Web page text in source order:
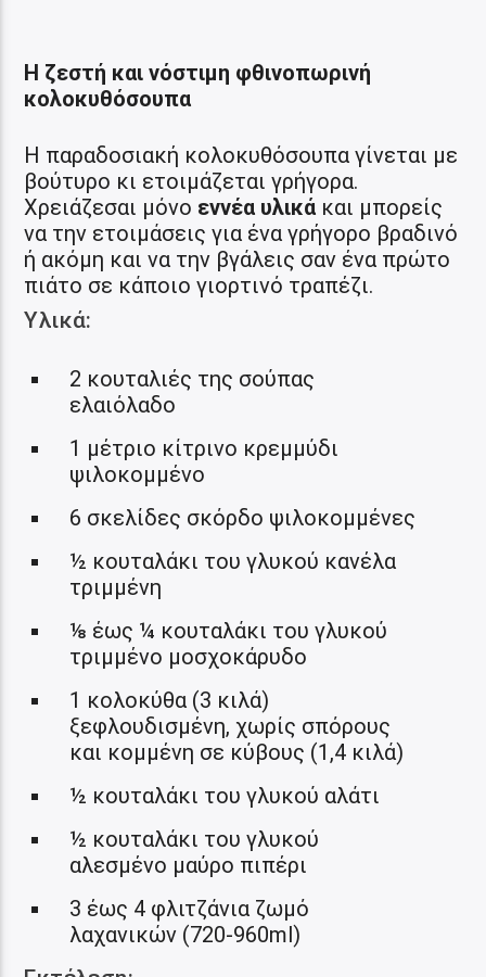
Η ζεστή και νόστιμη φθινοπωρινή
κολοκυθόσουπα
Η παραδοσιακή κολοκυθόσουπα γίνεται με
βούτυρο κι ετοιμάζεται γρήγορα.
Χρειάζεσαι μόνο εννέα υλικά και μπορείς
να την ετοιμάσεις για ένα γρήγορο βραδινό
ή ακόμη και να την βγάλεις σαν ένα πρώτο
πιάτο σε κάποιο γιορτινό τραπέζι.
Υλικά:
2 κουταλιές της σούπας
ελαιόλαδο
1 μέτριο κίτρινο κρεμμύδι
ψιλοκομμένο
6 σκελίδες σκόρδο ψιλοκομμένες
½ κουταλάκι του γλυκού κανέλα
τριμμένη
⅛ έως ¼ κουταλάκι του γλυκού
τριμμένο μοσχοκάρυδο
1 κολοκύθα (3 κιλά)
ξεφλουδισμένη, χωρίς σπόρους
και κομμένη σε κύβους (1,4 κιλά)
½ κουταλάκι του γλυκού αλάτι
½ κουταλάκι του γλυκού
αλεσμένο μαύρο πιπέρι
3 έως 4 φλιτζάνια ζωμό
λαχανικών (720-960ml)